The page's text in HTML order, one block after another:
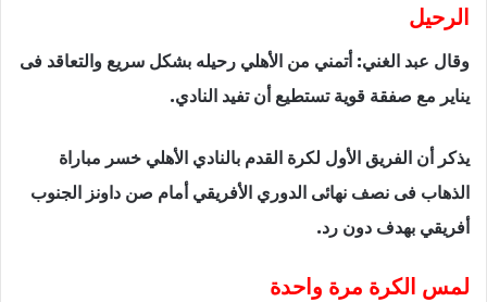
الرحيل
وقال عبد الغني: أتمني من الأهلي رحيله بشكل سريع والتعاقد فى
يناير مع صفقة قوية تستطيع أن تفيد النادي.
يذكر أن الفريق الأول لكرة القدم بالنادي الأهلي خسر مباراة
الذهاب فى نصف نهائى الدوري الأفريقي أمام صن داونز الجنوب
أفريقي بهدف دون رد.
لمس الكرة مرة واحدة